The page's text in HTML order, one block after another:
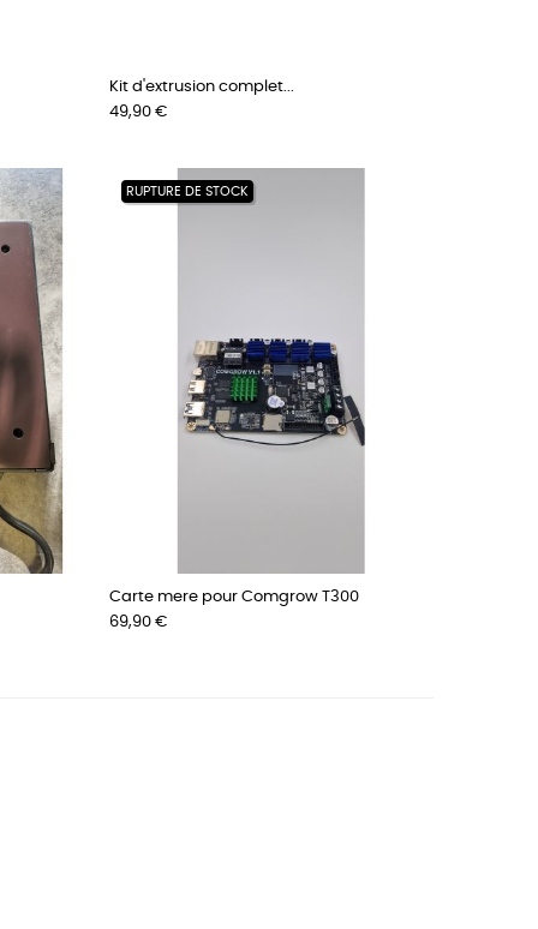
Kit d'extrusion complet...
Prix
49,90 €
RUPTURE DE STOCK
Carte mere pour Comgrow T300
Prix
69,90 €